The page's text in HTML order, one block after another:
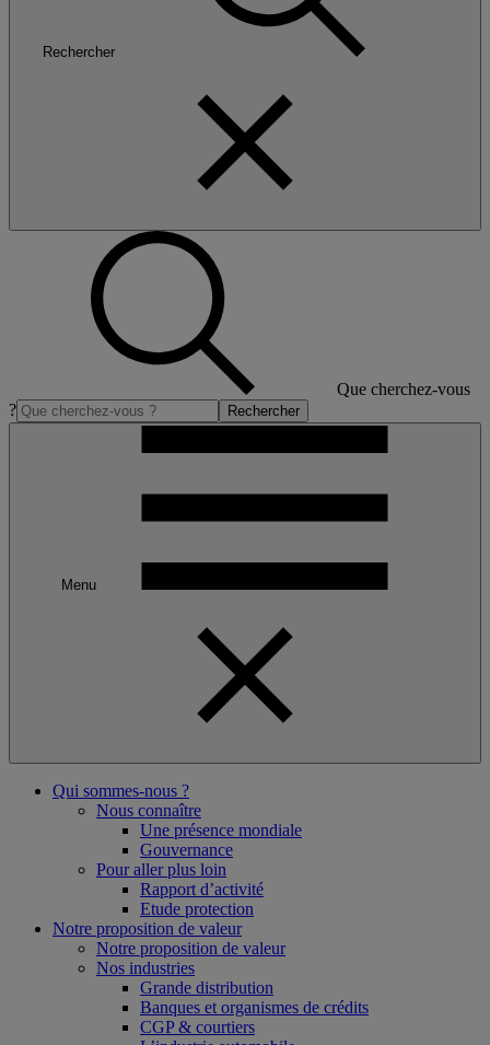
Rechercher
Que cherchez-vous
?
Rechercher
Menu
Qui sommes-nous ?
Nous connaître
Une présence mondiale
Gouvernance
Pour aller plus loin
Rapport d’activité
Etude protection
Notre proposition de valeur
Notre proposition de valeur
Nos industries
Grande distribution
Banques et organismes de crédits
CGP & courtiers